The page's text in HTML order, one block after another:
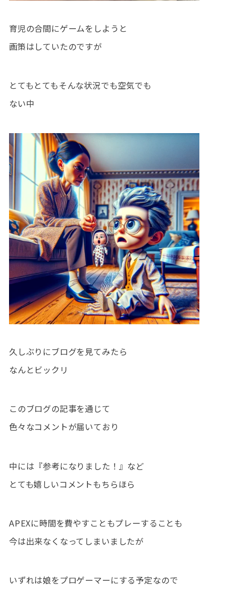
育児の合間にゲームをしようと
画策はしていたのですが
とてもとてもそんな状況でも空気でも
ない中
久しぶりにブログを見てみたら
なんとビックリ
このブログの記事を通じて
色々なコメントが届いており
中には『参考になりました！』など
とても嬉しいコメントもちらほら
APEXに時間を費やすこともプレーすることも
今は出来なくなってしまいましたが
いずれは娘をプロゲーマーにする予定なので